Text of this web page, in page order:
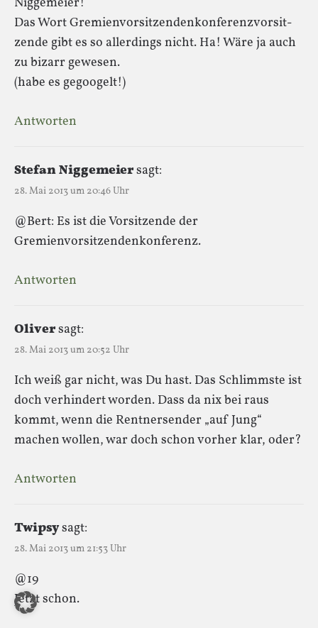
Das Wort Gre­mi­en­vor­sit­zen­den­kon­fe­renz­vor­sit­
zende gibt es so allerdings nicht. Ha! Wäre ja auch
zu bizarr gewesen.
(habe es gegoogelt!)
Antworten
Stefan Niggemeiersagt:
28. Mai 2013 um 20:46 Uhr
@Bert: Es ist die Vorsitzende der
Gremienvorsitzendenkonferenz.
Antworten
Oliversagt:
28. Mai 2013 um 20:52 Uhr
Ich weiß gar nicht, was Du hast. Das Schlimmste ist
doch verhindert worden. Dass da nix bei raus
kommt, wenn die Rentnersender „auf Jung“
machen wollen, war doch schon vorher klar, oder?
Antworten
Twipsysagt:
28. Mai 2013 um 21:53 Uhr
@19
Jetzt schon.